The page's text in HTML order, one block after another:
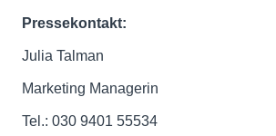
Pressekontakt:
Julia Talman
Marketing Managerin
Tel.: 030 9401 55534